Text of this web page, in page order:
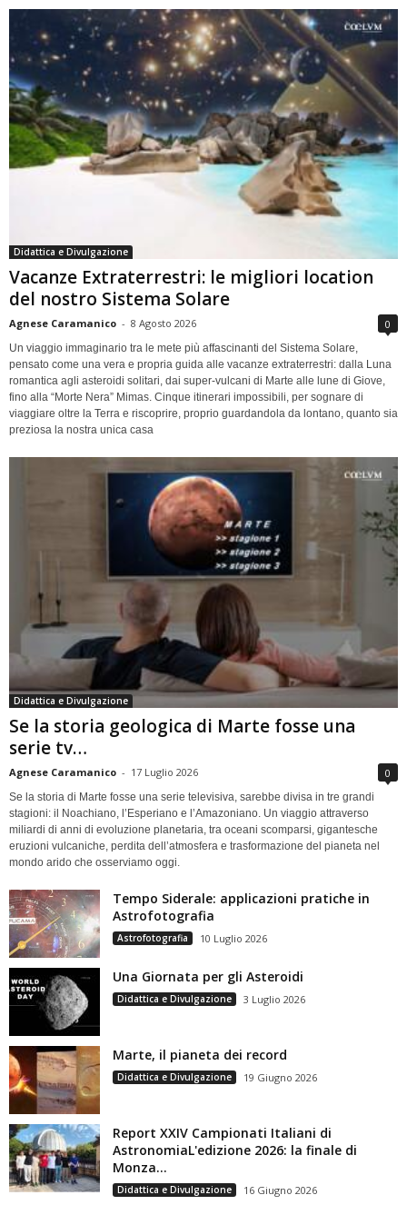
Didattica e Divulgazione
Vacanze Extraterrestri: le migliori location
del nostro Sistema Solare
Agnese Caramanico - 8 Agosto 2026 0
Un viaggio immaginario tra le mete più affascinanti del Sistema Solare,
pensato come una vera e propria guida alle vacanze extraterrestri: dalla Luna
romantica agli asteroidi solitari, dai super-vulcani di Marte alle lune di Giove,
fino alla “Morte Nera” Mimas. Cinque itinerari impossibili, per sognare di
viaggiare oltre la Terra e riscoprire, proprio guardandola da lontano, quanto sia
preziosa la nostra unica casa
Didattica e Divulgazione
Se la storia geologica di Marte fosse una
serie tv…
Agnese Caramanico - 17 Luglio 2026 0
Se la storia di Marte fosse una serie televisiva, sarebbe divisa in tre grandi
stagioni: il Noachiano, l’Esperiano e l’Amazoniano. Un viaggio attraverso
miliardi di anni di evoluzione planetaria, tra oceani scomparsi, gigantesche
eruzioni vulcaniche, perdita dell’atmosfera e trasformazione del pianeta nel
mondo arido che osserviamo oggi.
Tempo Siderale: applicazioni pratiche in
Astrofotografia
Astrofotografia 10 Luglio 2026
Una Giornata per gli Asteroidi
Didattica e Divulgazione 3 Luglio 2026
Marte, il pianeta dei record
Didattica e Divulgazione 19 Giugno 2026
Report XXIV Campionati Italiani di
AstronomiaL'edizione 2026: la finale di
Monza...
Didattica e Divulgazione
16 Giugno 2026